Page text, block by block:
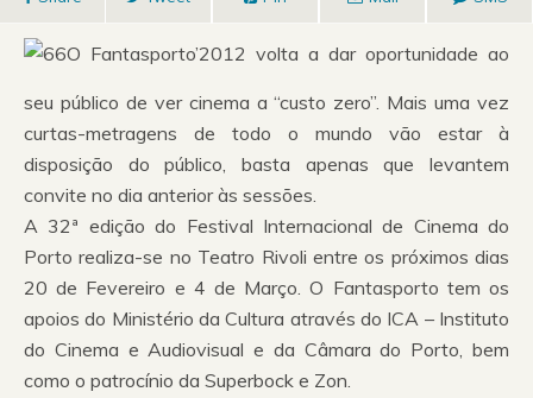
O Fantasporto’2012 volta a dar oportunidade ao
seu público de ver cinema a “custo zero”. Mais uma vez
curtas-metragens de todo o mundo vão estar à
disposição do público, basta apenas que levantem
convite no dia anterior às sessões.
A 32ª edição do Festival Internacional de Cinema do
Porto realiza-se no Teatro Rivoli entre os próximos dias
20 de Fevereiro e 4 de Março. O Fantasporto tem os
apoios do Ministério da Cultura através do ICA – Instituto
do Cinema e Audiovisual e da Câmara do Porto, bem
como o patrocínio da Superbock e Zon.